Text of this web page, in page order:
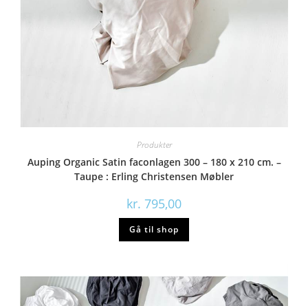
Produkter
Auping Organic Satin faconlagen 300 – 180 x 210 cm. –
Taupe : Erling Christensen Møbler
kr. 795,00
Gå til shop